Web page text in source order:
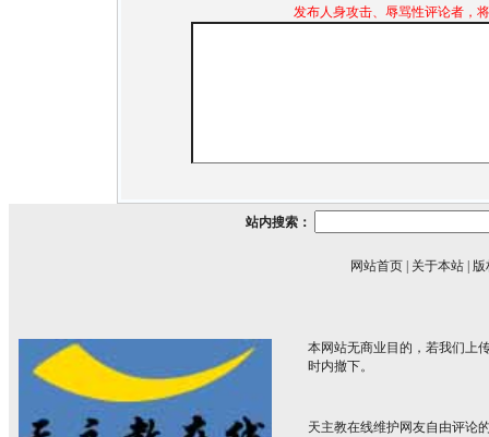
发布人身攻击、辱骂性评论者，
站内搜索：
网站首页 关于本站 版
本网站无商业目的，若我们上
时内撤下。
天主教在线维护网友自由评论